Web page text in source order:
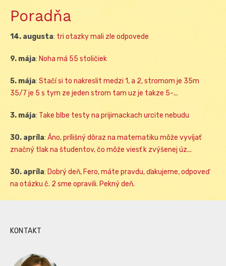
Poradňa
14. augusta: tri otazky mali zle odpovede
9. mája: Noha má 55 stoličiek
5. mája: Stačí si to nakreslit medzi 1, a 2, stromom je 35m
35/7 je 5 s tym ze jeden strom tam uz je takze 5-...
3. mája: Take blbe testy na prijimackach urcite nebudu
30. apríla: Áno, prílišný dôraz na matematiku môže vyvíjať
značný tlak na študentov, čo môže viesť k zvýšenej úz...
30. apríla: Dobrý deň, Fero, máte pravdu, ďakujeme, odpoveď
na otázku č. 2 sme opravili. Pekný deň.
KONTAKT